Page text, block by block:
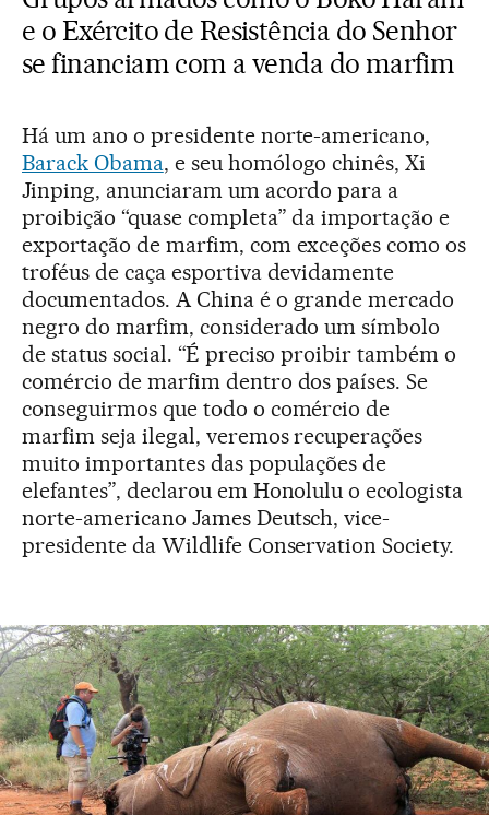
e o Exército de Resistência do Senhor
se financiam com a venda do marfim
Há um ano o presidente norte-americano,
Barack Obama, e seu homólogo chinês, Xi
Jinping, anunciaram um acordo para a
proibição “quase completa” da importação e
exportação de marfim, com exceções como os
troféus de caça esportiva devidamente
documentados. A China é o grande mercado
negro do marfim, considerado um símbolo
de status social. “É preciso proibir também o
comércio de marfim dentro dos países. Se
conseguirmos que todo o comércio de
marfim seja ilegal, veremos recuperações
muito importantes das populações de
elefantes”, declarou em Honolulu o ecologista
norte-americano James Deutsch, vice-
presidente da Wildlife Conservation Society.